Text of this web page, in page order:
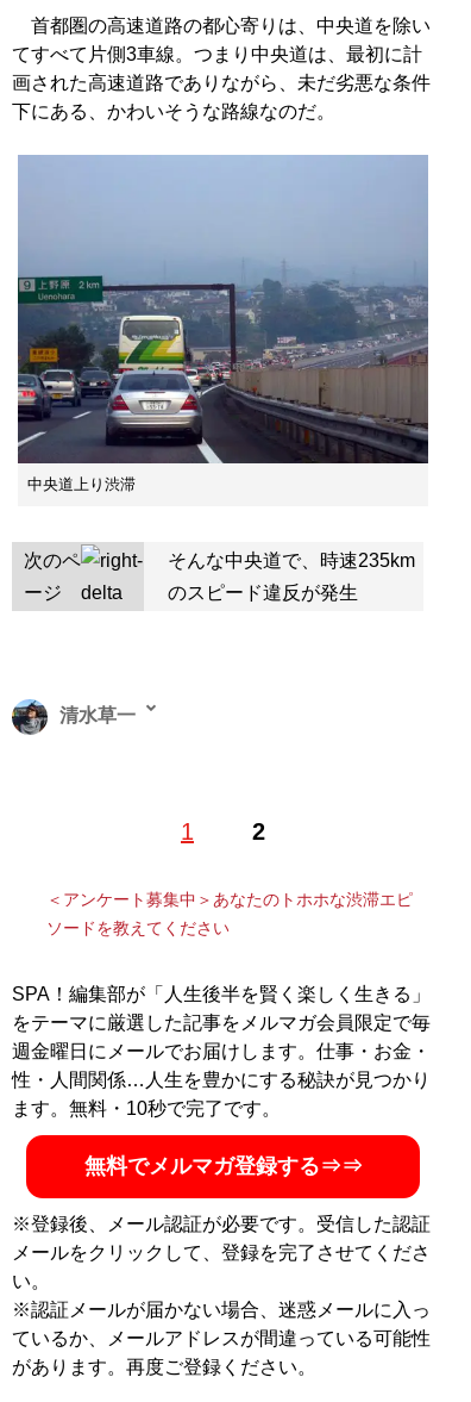
首都圏の高速道路の都心寄りは、中央道を除い
てすべて片側3車線。つまり中央道は、最初に計
画された高速道路でありながら、未だ劣悪な条件
下にある、かわいそうな路線なのだ。
中央道上り渋滞
次のペ
ージ
そんな中央道で、時速235km
のスピード違反が発生
1 2
清水草一
そのフェラーリください!!
』などの著作で道路交通ジャーナリストとしても
活動中
＜アンケート募集中＞あなたのトホホな渋滞エピ
ソードを教えてください
SPA！編集部が「人生後半を賢く楽しく生きる」
をテーマに厳選した記事をメルマガ会員限定で毎
週金曜日にメールでお届けします。仕事・お金・
性・人間関係…人生を豊かにする秘訣が見つかり
ます。無料・10秒で完了です。
無料でメルマガ登録する⇒⇒
※登録後、メール認証が必要です。受信した認証
メールをクリックして、登録を完了させてくださ
い。
※認証メールが届かない場合、迷惑メールに入っ
ているか、メールアドレスが間違っている可能性
があります。再度ご登録ください。